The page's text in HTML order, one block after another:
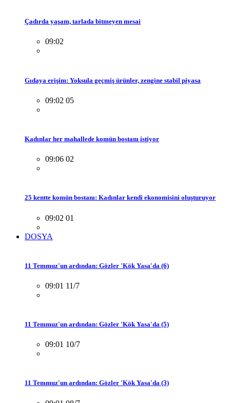
Çadırda yaşam, tarlada bitmeyen mesai
09:02
Gıdaya erişim: Yoksula geçmiş ürünler, zengine stabil piyasa
09:02 05
Kadınlar her mahallede komün bostanı istiyor
09:06 02
25 kentte komün bostanı: Kadınlar kendi ekonomisini oluşturuyor
09:02 01
DOSYA
11 Temmuz'un ardından: Gözler 'Kök Yasa'da (6)
09:01 11/7
11 Temmuz'un ardından: Gözler 'Kök Yasa'da (5)
09:01 10/7
11 Temmuz'un ardından: Gözler 'Kök Yasa'da (3)